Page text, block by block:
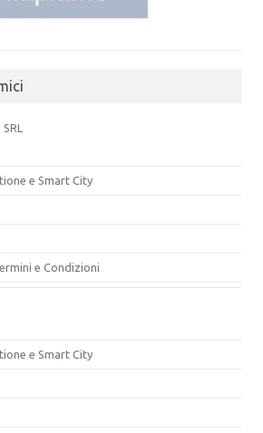
e Smart City
e Condizioni
e Smart City